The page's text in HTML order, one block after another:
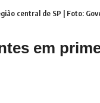
central de SP | Foto:
em